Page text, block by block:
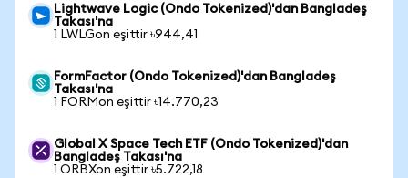
Lightwave Logic (Ondo Tokenized)'dan Bangladeş
Takası'na
1 LWLGon eşittir ৳944,41
FormFactor (Ondo Tokenized)'dan Bangladeş
Takası'na
1 FORMon eşittir ৳14.770,23
Global X Space Tech ETF (Ondo Tokenized)'dan
Bangladeş Takası'na
1 ORBXon eşittir ৳5.722,18